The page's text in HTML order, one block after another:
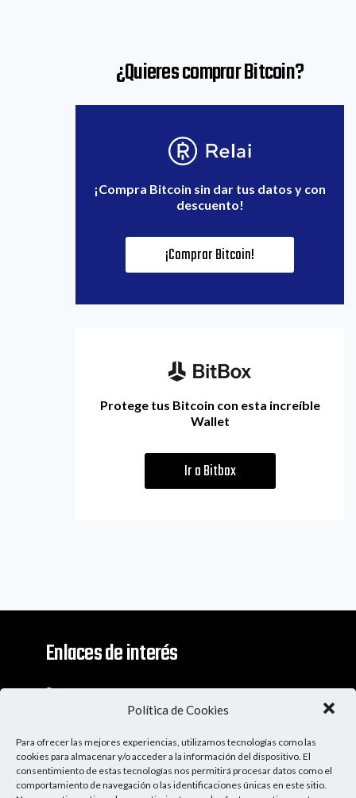
Política de Cookies
Para ofrecer las mejores experiencias, utilizamos tecnologías como las
cookies para almacenar y/o acceder a la información del dispositivo. El
consentimiento de estas tecnologías nos permitirá procesar datos como el
comportamiento de navegación o las identificaciones únicas en este sitio.
¿Quieres comprar Bitcoin?
¡Compra Bitcoin sin dar tus datos y con
descuento!
¡Comprar Bitcoin!
Protege tus Bitcoin con esta increíble
Wallet
Ir a Bitbox
Enlaces de interés
Contacto
Descargo De Responsabilidad
Apoya al Podcast
Ser Patrocinador